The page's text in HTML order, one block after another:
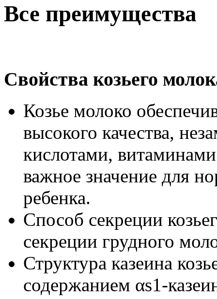
Все преимущества
Свойства козьего
Козье молоко
высокого качества,
кислотами,
важное значение для
ребенка.
Способ секреции
секреции грудного
Структура казеина
содержанием αs1-